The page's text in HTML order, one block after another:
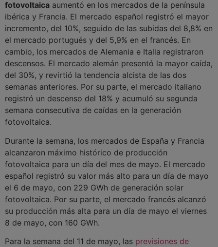
fotovoltaica aumentó en los mercados de la península
ibérica y Francia. El mercado español registró el mayor
incremento, del 10%, seguido de las subidas del 8,8% en
el mercado portugués y del 5,9% en el francés. En
cambio, los mercados de Alemania e Italia registraron
descensos. El mercado alemán presentó la mayor caída,
del 30%, y revirtió la tendencia alcista de las dos
semanas anteriores. Por su parte, el mercado italiano
registró un descenso del 18% y acumuló su segunda
semana consecutiva de caídas en la generación
fotovoltaica.
Durante la semana, los mercados de España y Francia
alcanzaron máximo histórico de producción
fotovoltaica para un día del mes de mayo. El mercado
español registró su valor más alto para un día de mayo
el 6 de mayo, con 229 GWh de generación solar
fotovoltaica. Por su parte, el mercado francés alcanzó
su producción más alta para un día de mayo el viernes
8 de mayo, con 160 GWh.
Para la semana del 11 de mayo, las previsiones de